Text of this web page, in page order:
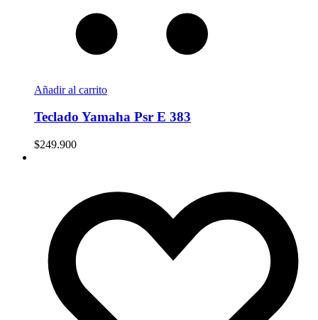
Añadir al carrito
Teclado Yamaha Psr E 383
$249.900